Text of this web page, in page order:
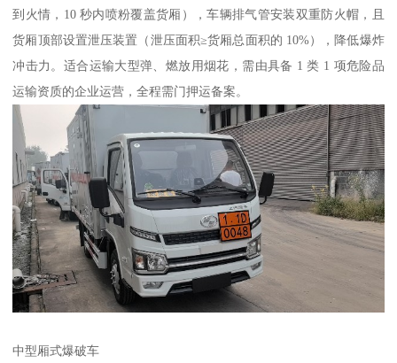
到火情，10 秒内喷粉覆盖货厢），车辆排气管安装双重防火帽，且
货厢顶部设置泄压装置（泄压面积≥货厢总面积的 10%），降低爆炸
冲击力。适合运输大型弹、燃放用烟花，需由具备 1 类 1 项危险品
运输资质的企业运营，全程需门押运备案。​
中型厢式爆破车​